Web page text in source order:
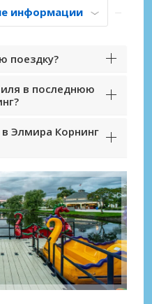
информации
поездку?
в последнюю
Элмира Корнинг